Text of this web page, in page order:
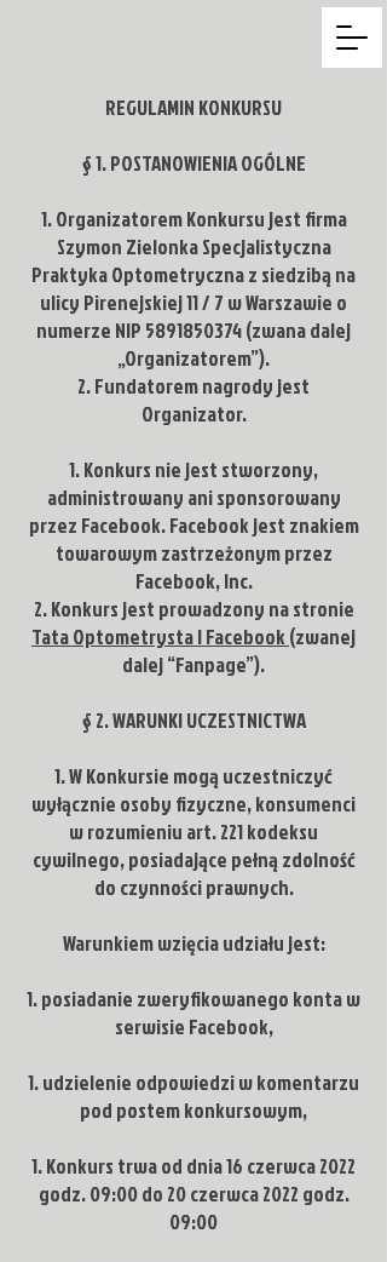
REGULAMIN KONKURSU
§ 1. POSTANOWIENIA OGÓLNE
Organizatorem Konkursu jest firma
Szymon Zielonka Specjalistyczna
Praktyka Optometryczna z siedzibą na
ulicy Pirenejskiej 11 / 7 w Warszawie o
numerze NIP 5891850374(zwana dalej
„Organizatorem”).
Fundatorem nagrody jest
Organizator.
Konkurs nie jest stworzony,
administrowany ani sponsorowany
przez Facebook. Facebook jest znakiem
towarowym zastrzeżonym przez
Facebook, Inc.
Konkurs jest prowadzony na stronie
Tata Optometrysta | Facebook(zwanej
dalej “Fanpage”).
§ 2. WARUNKI UCZESTNICTWA
W Konkursie mogą uczestniczyć
wyłącznie osoby fizyczne, konsumenci
w rozumieniu art. 221 kodeksu
cywilnego, posiadające pełną zdolność
do czynności prawnych.
Warunkiem wzięcia udziału jest:
posiadanie zweryfikowanego konta w
serwisie Facebook,
udzielenie odpowiedzi w komentarzu
pod postem konkursowym,
Konkurs trwa od dnia 16 czerwca 2022
godz. 09:00 do 20 czerwca 2022 godz.
09:00